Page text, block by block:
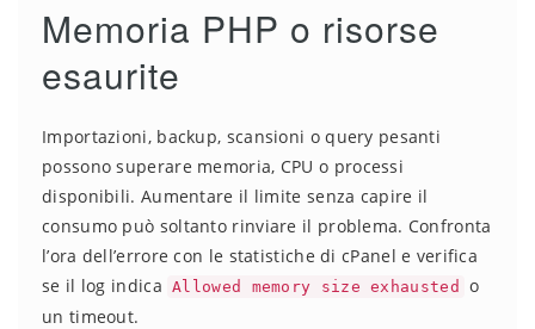
Memoria PHP o risorse
esaurite
Importazioni, backup, scansioni o query pesanti
possono superare memoria, CPU o processi
disponibili. Aumentare il limite senza capire il
consumo può soltanto rinviare il problema. Confronta
l’ora dell’errore con le statistiche di cPanel e verifica
se il log indica
Allowed memory size exhausted
o
un timeout.